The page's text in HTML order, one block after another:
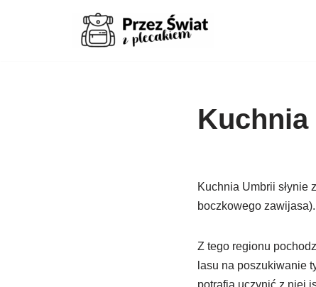
Kuchnia Umbrii słynie
boczkowego zawijasa).
Z tego regionu
lasu na poszukiwanie
potrafią uczynić z niej